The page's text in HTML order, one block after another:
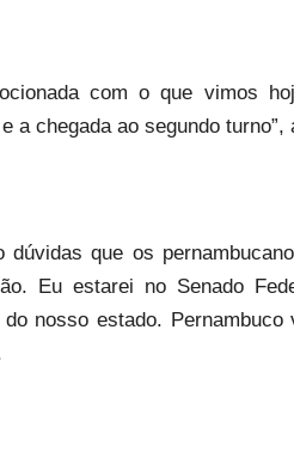
com o que vimos
a chegada ao segundo
dúvidas que os
Eu estarei no Senado
nosso estado.